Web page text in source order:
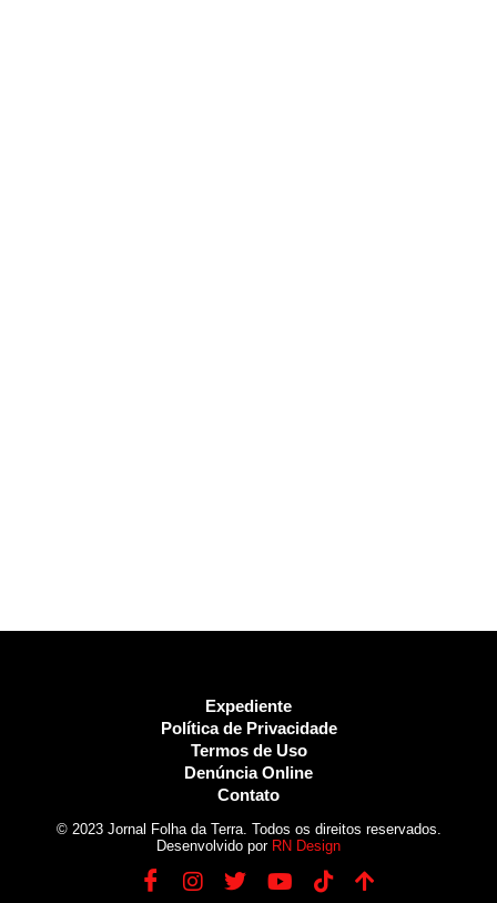
Expediente
Política de Privacidade
Termos de Uso
Denúncia Online
Contato
© 2023 Jornal Folha da Terra. Todos os direitos reservados.
Desenvolvido por RN Design